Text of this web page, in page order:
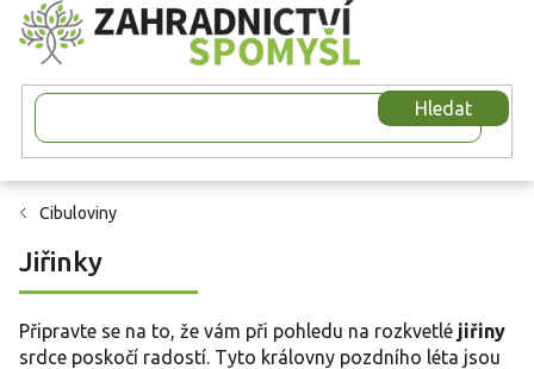
Přejít
na
obsah
Hledat
Cibuloviny
Jiřinky
Připravte se na to, že vám při pohledu na rozkvetlé jiřiny
srdce poskočí radostí. Tyto královny pozdního léta jsou